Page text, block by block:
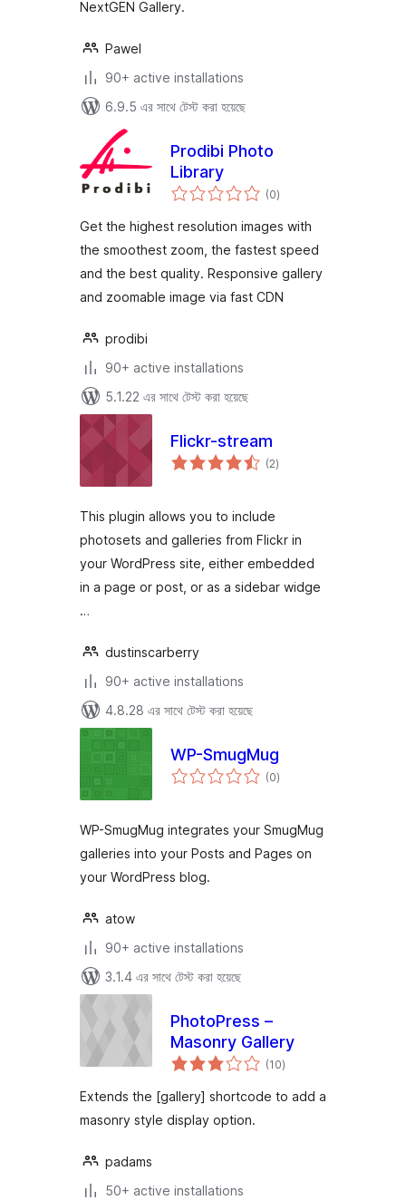
NextGEN Gallery.
Pawel
90+ active installations
6.9.5 এর সাথে টেস্ট করা হয়েছে
Prodibi Photo
Library
(0total
ratings
)
Get the highest resolution images with
the smoothest zoom, the fastest speed
and the best quality. Responsive gallery
and zoomable image via fast CDN
prodibi
90+ active installations
5.1.22 এর সাথে টেস্ট করা হয়েছে
Flickr-stream
(2total
ratings
)
This plugin allows you to include
photosets and galleries from Flickr in
your WordPress site, either embedded
in a page or post, or as a sidebar widge
…
dustinscarberry
90+ active installations
4.8.28 এর সাথে টেস্ট করা হয়েছে
WP-SmugMug
(0total
ratings
)
WP-SmugMug integrates your SmugMug
galleries into your Posts and Pages on
your WordPress blog.
atow
90+ active installations
3.1.4 এর সাথে টেস্ট করা হয়েছে
PhotoPress –
Masonry Gallery
(10total
ratings
)
Extends the [gallery] shortcode to add a
masonry style display option.
padams
50+ active installations